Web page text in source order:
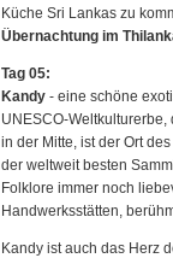
Küche Sri Lankas zu
Übernachtung im
Tag 05:
Kandy - eine schöne
UNESCO-
in der Mitte, ist der Ort
der weltweit besten
Folklore immer noch
Handwerksstätten,
Kandy ist auch das Herz